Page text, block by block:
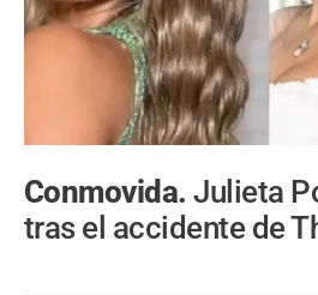
Conmovida.Julieta
tras el accidente de